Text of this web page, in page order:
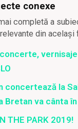
conexe
completă a
din același
concertează la
Bretan va cânta
THE PARK 2019!